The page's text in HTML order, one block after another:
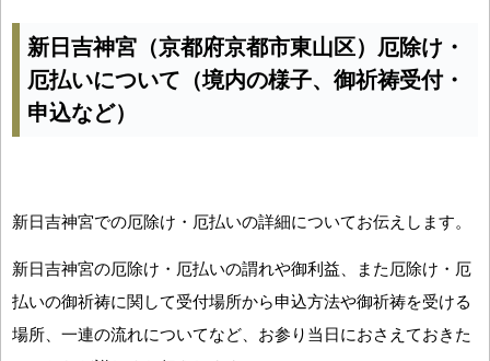
新日吉神宮（京都府京都市東山区）厄除け・
厄払いについて（境内の様子、御祈祷受付・
申込など）
新日吉神宮での厄除け・厄払いの詳細についてお伝えします。
新日吉神宮の厄除け・厄払いの謂れや御利益、また厄除け・厄
払いの御祈祷に関して受付場所から申込方法や御祈祷を受ける
場所、一連の流れについてなど、お参り当日におさえておきた